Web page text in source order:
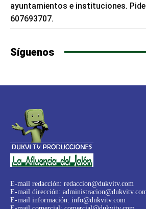
ayuntamientos e instituciones.
607693707.
Síguenos
E-mail redacción: redaccion@dukvitv.com
E-mail dirección:
E-mail información: info@dukvitv.com